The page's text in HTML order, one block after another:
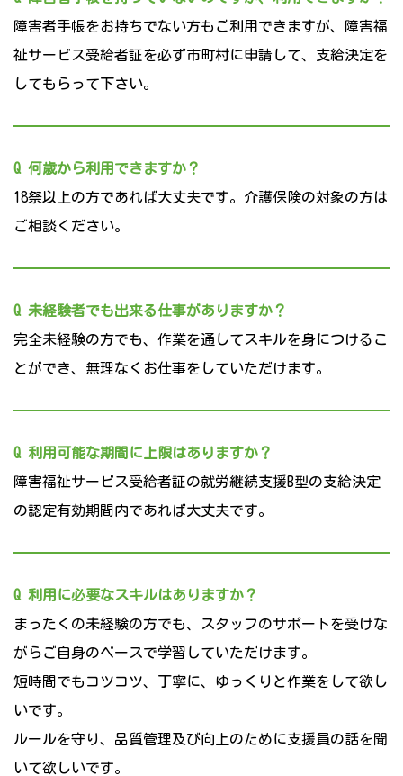
障害者手帳をお持ちでない方もご利用できますが、障害福
祉サービス受給者証を必ず市町村に申請して、支給決定を
してもらって下さい。
Q 何歳から利用できますか？
18祭以上の方であれば大丈夫です。介護保険の対象の方は
ご相談ください。
Q 未経験者でも出来る仕事がありますか？
完全未経験の方でも、作業を通してスキルを身につけるこ
とができ、無理なくお仕事をしていただけます。
Q 利用可能な期間に上限はありますか？
障害福祉サービス受給者証の就労継続支援B型の支給決定
の認定有効期間内であれば大丈夫です。
Q 利用に必要なスキルはありますか？
まったくの未経験の方でも、スタッフのサポートを受けな
がらご自身のペースで学習していただけます。
短時間でもコツコツ、丁寧に、ゆっくりと作業をして欲し
いです。
ルールを守り、品質管理及び向上のために支援員の話を聞
いて欲しいです。